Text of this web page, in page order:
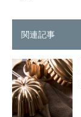
関連記事